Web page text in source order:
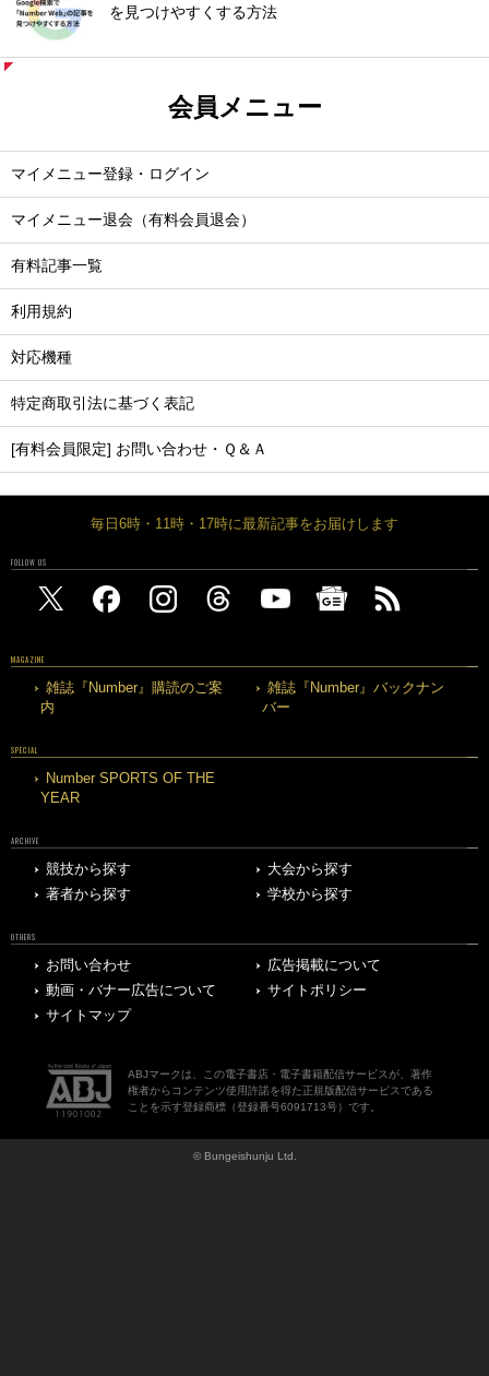
を見つけやすくする方法
会員メニュー
マイメニュー登録・ログイン
マイメニュー退会（有料会員退会）
有料記事一覧
利用規約
対応機種
特定商取引法に基づく表記
[有料会員限定] お問い合わせ・Ｑ＆Ａ
毎日6時・11時・17時に最新記事をお届けします
FOLLOW US
MAGAZINE
雑誌『Number』購読のご案
内
雑誌『Number』バックナン
バー
SPECIAL
Number SPORTS OF THE
YEAR
ARCHIVE
競技から探す
大会から探す
著者から探す
学校から探す
OTHERS
お問い合わせ
広告掲載について
動画・バナー広告について
サイトポリシー
サイトマップ
ABJマークは、この電子書店・電子書籍配信サービスが、著作
権者からコンテンツ使用許諾を得た正規版配信サービスである
ことを示す登録商標（登録番号6091713号）です。
© Bungeishunju Ltd.